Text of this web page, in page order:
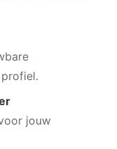
jouw